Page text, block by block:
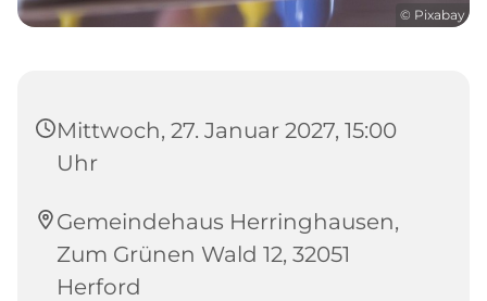
© Pixabay
Mittwoch, 27. Januar 2027, 15:00
Uhr
Gemeindehaus Herringhausen,
Zum Grünen Wald 12, 32051
Herford